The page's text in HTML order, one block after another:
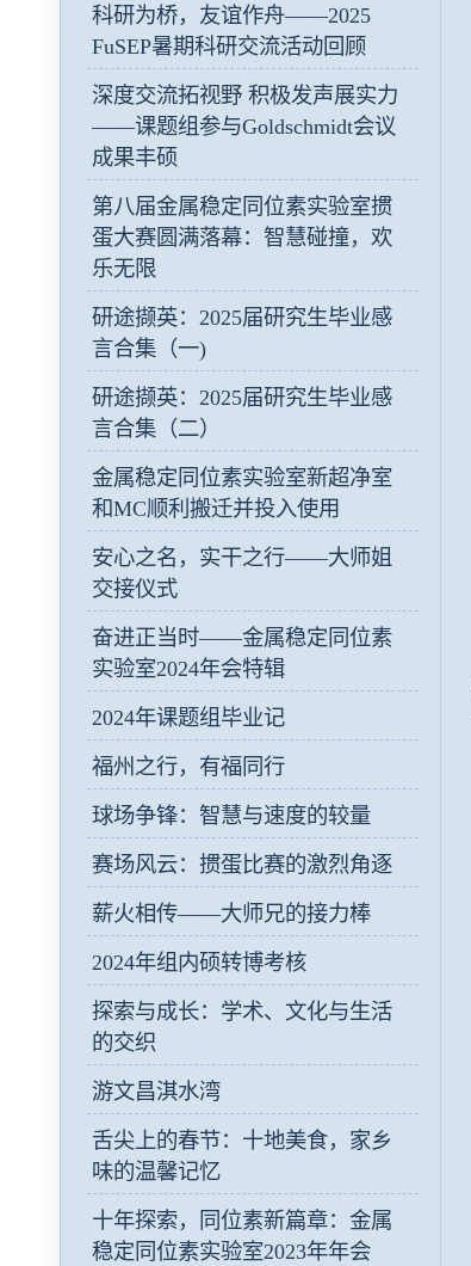
科研为桥，友谊作舟——2025
FuSEP暑期科研交流活动回顾
深度交流拓视野 积极发声展实力
——课题组参与Goldschmidt会议
成果丰硕
第八届金属稳定同位素实验室掼
蛋大赛圆满落幕：智慧碰撞，欢
乐无限
研途撷英：2025届研究生毕业感
言合集（一)
研途撷英：2025届研究生毕业感
言合集（二）
金属稳定同位素实验室新超净室
和MC顺利搬迁并投入使用
安心之名，实干之行——大师姐
交接仪式
奋进正当时——金属稳定同位素
实验室2024年会特辑
2024年课题组毕业记
福州之行，有福同行
球场争锋：智慧与速度的较量
赛场风云：掼蛋比赛的激烈角逐
薪火相传——大师兄的接力棒
2024年组内硕转博考核
探索与成长：学术、文化与生活
的交织
游文昌淇水湾
舌尖上的春节：十地美食，家乡
味的温馨记忆
十年探索，同位素新篇章：金属
稳定同位素实验室2023年年会